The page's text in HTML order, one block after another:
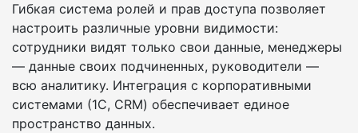
Гибкая система ролей и прав доступа позволяет
настроить различные уровни видимости:
сотрудники видят только свои данные, менеджеры
— данные своих подчиненных, руководители —
всю аналитику. Интеграция с корпоративными
системами (1С, CRM) обеспечивает единое
пространство данных.